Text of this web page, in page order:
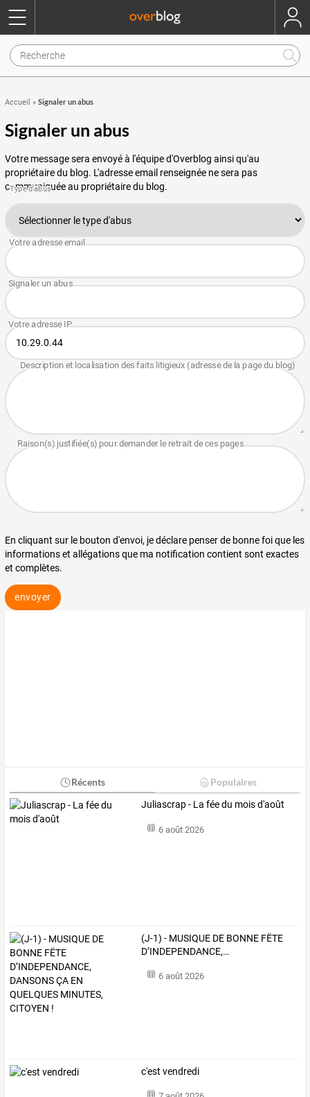
Accueil » Signaler un abus
Signaler un abus
Votre message sera envoyé à l'équipe d'Overblog ainsi qu'au
propriétaire du blog. L'adresse email renseignée ne sera pas
communiquée au propriétaire du blog.
En cliquant sur le bouton d'envoi, je déclare penser de bonne foi que les
informations et allégations que ma notification contient sont exactes
et complètes.
envoyer
Récents Populaires
Juliascrap - La fée du mois d'août
6 août 2026
(J-1) - MUSIQUE DE BONNE FËTE
D’INDEPENDANCE,…
6 août 2026
c'est vendredi